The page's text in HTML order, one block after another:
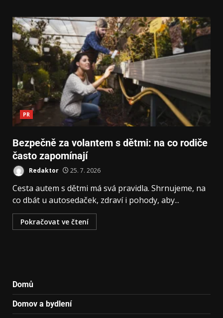
PR
Bezpečně za volantem s dětmi: na co rodiče
často zapomínají
Redaktor 25. 7. 2026
Cesta autem s dětmi má svá pravidla. Shrnujeme, na
co dbát u autosedaček, zdraví i pohody, aby...
Pokračovat ve čtení
Domů
Domov a bydlení